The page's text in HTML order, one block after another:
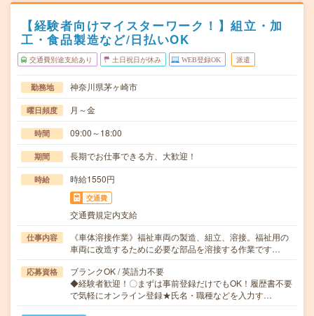
【経験者向けマイスターワーク！】組立・加
工・食品製造など/日払いOK
交通費別途支給あり 土日祝日が休み WEB登録OK 派遣
勤務地 神奈川県茅ヶ崎市
曜日頻度 月～金
時間 09:00～18:00
期間 長期でお仕事できる方、大歓迎！
時給 時給1550円
交通費
交通費規定内支給
仕事内容
《車体溶接作業》福祉車両の製造、組立、溶接。福祉用の
車両に改造するために必要な部品を溶接する作業です…
応募資格
ブランクOK / 英語力不要
◆経験者歓迎！〇まずは事前登録だけでもOK！履歴書不要
で気軽にオンライン登録★氏名・職種などを入力す…